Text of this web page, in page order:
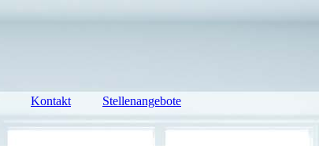
Kontakt Stellenangebote